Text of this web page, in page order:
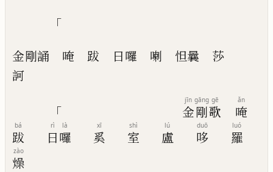
「
金剛誦 唵 跋 日囉 喇 怛曩
莎
訶
「 金
jīn
剛
gāng
歌
gē
唵
ǎn
跋
bá
日
rì
囉
là
奚
xī
室
shì
盧
lú
哆
duō
羅
luó
燥
zào